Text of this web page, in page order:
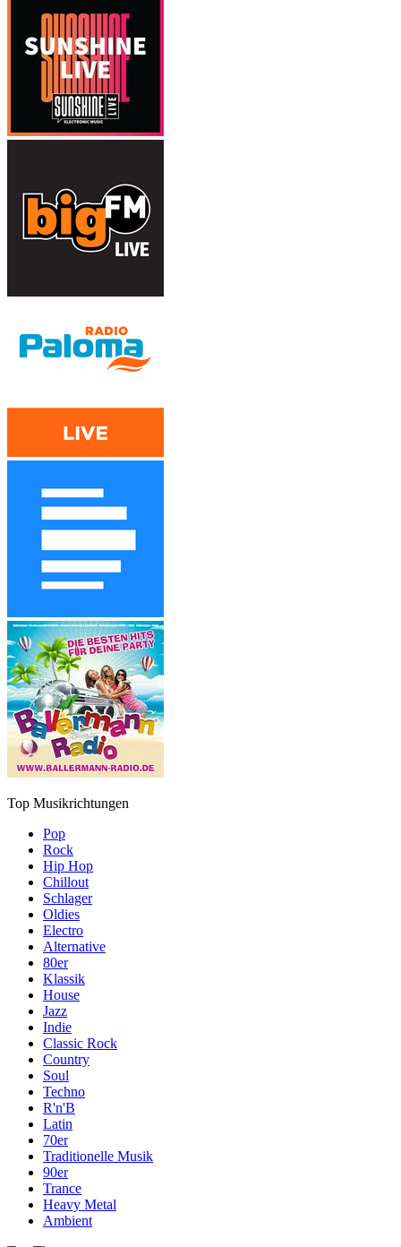
Top Musikrichtungen
Pop
Rock
Hip Hop
Chillout
Schlager
Oldies
Electro
Alternative
80er
Klassik
House
Jazz
Indie
Classic Rock
Country
Soul
Techno
R'n'B
Latin
70er
Traditionelle Musik
90er
Trance
Heavy Metal
Ambient